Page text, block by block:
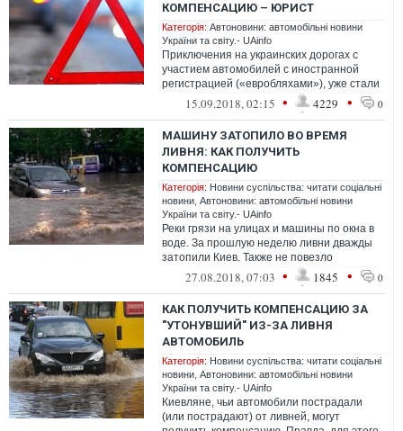
КОМПЕНСАЦИЮ – ЮРИСТ
Категорія: Автоновини: автомобільні новини
України та світу.- UAinfo
Приключения на украинских дорогах с
участием автомобилей с иностранной
регистрацией («евробляхами»), уже стали
обыденностью. Однако материальный
15.09.2018, 02:15 • 4229 • 0
МАШИНУ ЗАТОПИЛО ВО ВРЕМЯ
ЛИВНЯ: КАК ПОЛУЧИТЬ
КОМПЕНСАЦИЮ
Категорія: Новини суспільства: читати соціальні
новини Автоновини: автомобільні новини
України та світу.- UAinfo
Реки грязи на улицах и машины по окна в
воде. За прошлую неделю ливни дважды
затопили Киев. Также не повезло
львовянам
27.08.2018, 07:03 • 1845 • 0
КАК ПОЛУЧИТЬ КОМПЕНСАЦИЮ ЗА
"УТОНУВШИЙ" ИЗ-ЗА ЛИВНЯ
АВТОМОБИЛЬ
Категорія: Новини суспільства: читати соціальні
новини Автоновини: автомобільні новини
України та світу.- UAinfo
Киевляне, чьи автомобили пострадали
(или пострадают) от ливней, могут